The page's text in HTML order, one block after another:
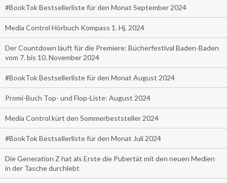
#BookTok Bestsellerliste für den Monat September 2024
Media Control Hörbuch Kompass 1. Hj. 2024
Der Countdown läuft für die Premiere: Bücherfestival Baden-Baden
vom 7. bis 10. November 2024
#BookTok Bestsellerliste für den Monat August 2024
Promi-Buch Top- und Flop-Liste: August 2024
Media Control kürt den Sommerbeststeller 2024
#BookTok Bestsellerliste für den Monat Juli 2024
Die Generation Z hat als Erste die Pubertät mit den neuen Medien
in der Tasche durchlebt